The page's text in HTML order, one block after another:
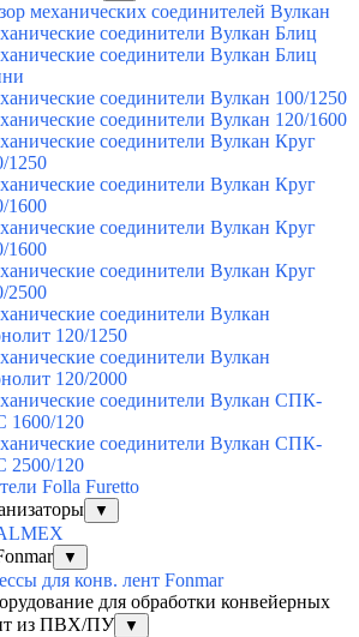
механических соединителей Вулкан
соединители Вулкан Блиц
соединители Вулкан Блиц
соединители Вулкан 100/1250
соединители Вулкан 120/1600
соединители Вулкан Круг
1250
соединители Вулкан Круг
1600
соединители Вулкан Круг
1600
соединители Вулкан Круг
2500
соединители Вулкан
120/1250
соединители Вулкан
120/2000
соединители Вулкан СПК-
120
соединители Вулкан СПК-
120
Folla Furetto
▼
▼
для конв. лент Fonmar
для обработки конвейерных
из ПВХ/ПУ
▼